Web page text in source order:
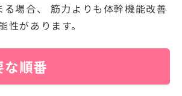
る場合、 筋力よりも体幹機能改善
性があります。
な順番